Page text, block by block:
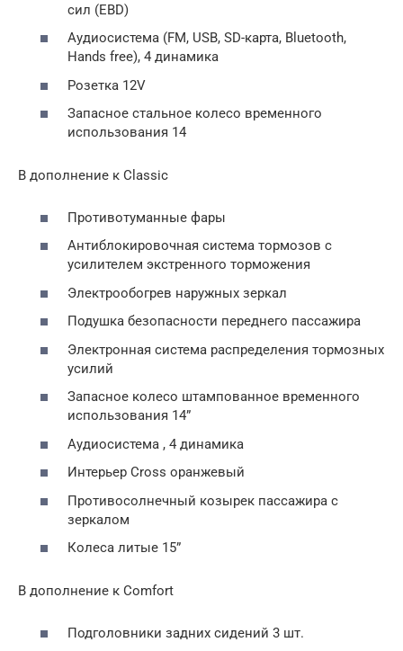
сил (EBD)
Аудиосистема (FM, USB, SD-карта, Bluetooth,
Hands free), 4 динамика
Розетка 12V
Запасное стальное колесо временного
использования 14
В дополнение к Classic
Противотуманные фары
Антиблокировочная система тормозов с
усилителем экстренного торможения
Электрообогрев наружных зеркал
Подушка безопасности переднего пассажира
Электронная система распределения тормозных
усилий
Запасное колесо штампованное временного
использования 14”
Аудиосистема , 4 динамика
Интерьер Cross оранжевый
Противосолнечный козырек пассажира с
зеркалом
Колеса литые 15”
В дополнение к Comfort
Подголовники задних сидений 3 шт.